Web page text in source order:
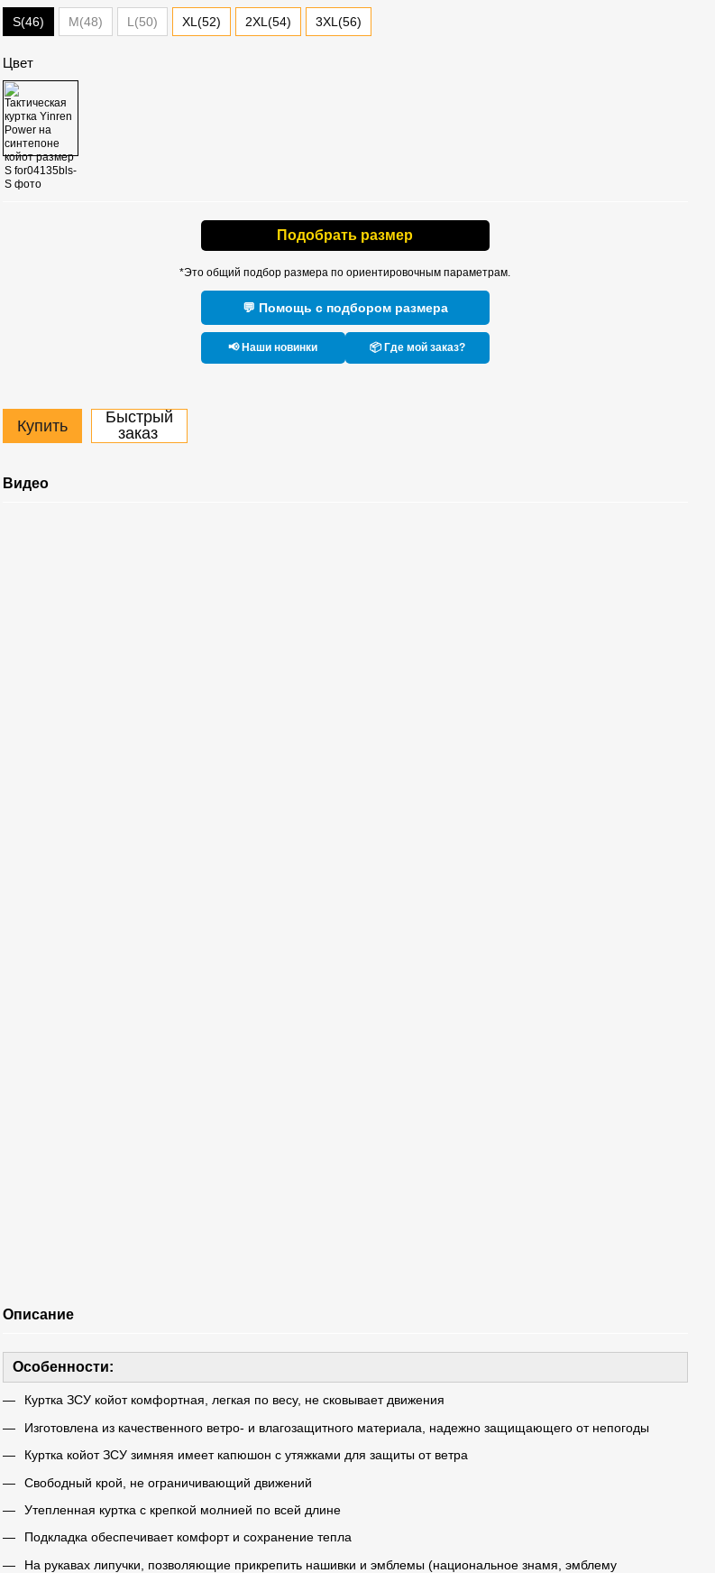
S(46) M(48) L(50) XL(52) 2XL(54) 3XL(56)
Цвет
Подобрать размер
*Это общий подбор размера по ориентировочным параметрам.
💬 Помощь с подбором размера
📢 Наши новинки 📦 Где мой заказ?
Купить
Быстрый
заказ
Видео
Описание
Особенности:
Куртка ЗСУ койот комфортная, легкая по весу, не сковывает движения
Изготовлена ​​из качественного ветро- и влагозащитного материала, надежно защищающего от непогоды
Куртка койот ЗСУ зимняя имеет капюшон с утяжками для защиты от ветра
Свободный крой, не ограничивающий движений
Утепленная куртка с крепкой молнией по всей длине
Подкладка обеспечивает комфорт и сохранение тепла
На рукавах липучки, позволяющие прикрепить нашивки и эмблемы (национальное знамя, эмблему